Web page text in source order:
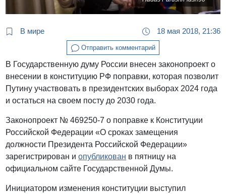
В мире 18 мая 2018, 21:36
Отправить комментарий
В Государственную думу России внесен законопроект о
внесении в конституцию РФ поправки, которая позволит
Путину участвовать в президентских выборах 2024 года
и остаться на своем посту до 2030 года.
Законопроект № 469250-7 о поправке к Конституции
Российской Федерации «О сроках замещения
должности Президента Российской Федерации»
зарегистрирован иопубликован в пятницу на
официальном сайте Государственной Думы.
Инициатором изменения конституции выступил